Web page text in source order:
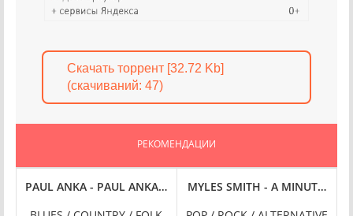
Скачать торрент [32.72 Kb]
(cкачиваний: 47)
РЕКОМЕНДАЦИИ
2025) FLAC
[REMASTERED, 24-BIT HI-RES] (1959/2025) FLAC
PAUL ANKA - PAUL ANKA [REMASTERED, 24-BIT HI-RES]
MYLES SMITH - A MINUTE, A